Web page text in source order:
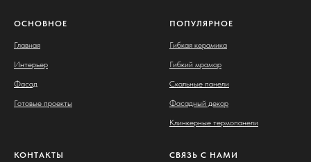
ОСНОВНОЕ
Главная
Интерьер
Фасад
Готовые проекты
ПОПУЛЯРНОЕ
Гибкая керамика
Гибкий мрамор
Скальные панели
Фасадный декор
Клинкерные термопанели
КОНТАКТЫ СВЯЗЬ С НАМИ